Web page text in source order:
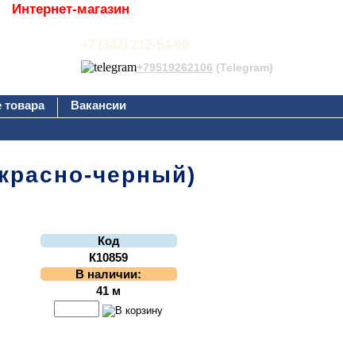
Интернет-магазин
+7 (342) 212-54-00
+79519262106 (Telegram)
товара
Вакансии
черный)
Код
К10859
В наличии:
41 м